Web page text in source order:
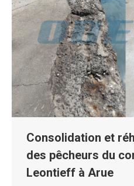
Consolidation et
des pêcheurs du
Leontieff à Arue